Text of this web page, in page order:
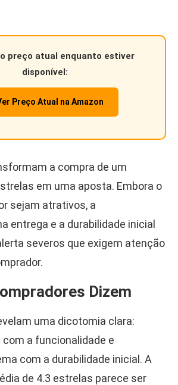
preço atual enquanto estiver
disponível:
Preço Atual na Amazon
a compra de um
em uma aposta. Embora o
sejam atrativos, a
entrega e a durabilidade inicial
severos que exigem atenção
Dizem
uma dicotomia clara:
a funcionalidade e
com a durabilidade inicial. A
de 4.3 estrelas parece ser